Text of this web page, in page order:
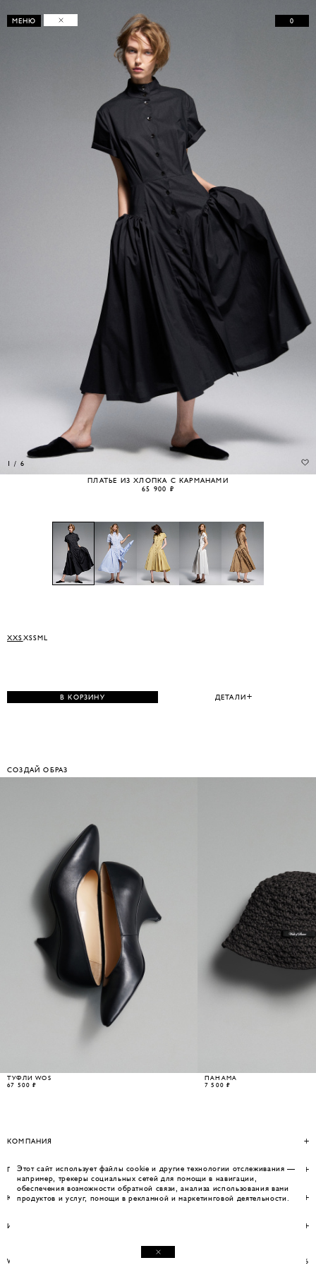
МЕНЮ 0
1 / 6
ПЛАТЬЕ ИЗ ХЛОПКА С КАРМАНАМИ
65 900 ₽
XXSXSSML
ДЕТАЛИ
В КОРЗИНУ
СОЗДАЙ ОБРАЗ
ТУФЛИ WOS
67 500 ₽
ПАНАМА
7 500 ₽
КОМПАНИЯ
ПОМОЩЬ
КОНТАКТЫ
ИНФОРМАЦИЯ
WEBSITE BY UMWELT © WOS 2026
Этот сайт использует файлы cookie и другие технологии отслеживания —
например, трекеры социальных сетей для помощи в навигации,
обеспечения возможности обратной связи, анализа использования вами
продуктов и услуг, помощи в рекламной и маркетинговой деятельности.